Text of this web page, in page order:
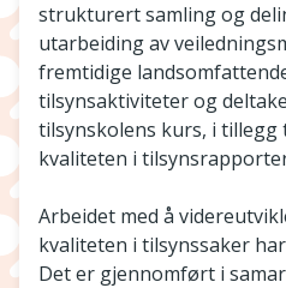
strukturert samling og
utarbeiding av
fremtidige
tilsynsaktiviteter og
tilsynskolens kurs, i tillegg
kvaliteten i
Arbeidet med å
kvaliteten i tilsynssaker
Det er gjennomført i